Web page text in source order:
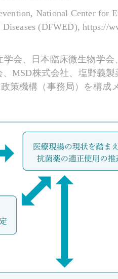
National Center for
(DFWED), https://
会、日本臨床微生物学
MSD株式会社、塩野義
策機構（事務局）を構成